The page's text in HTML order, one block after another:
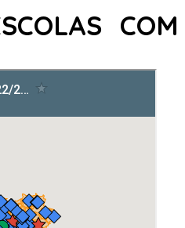
COM